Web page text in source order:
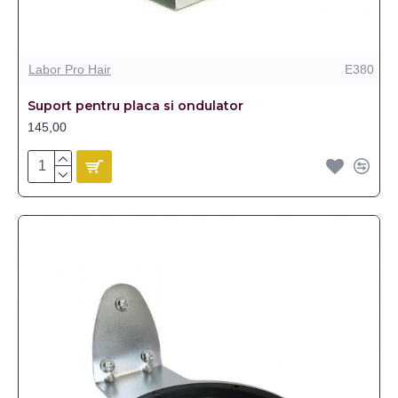
Labor Pro Hair E380
Suport pentru placa si ondulator
145,00